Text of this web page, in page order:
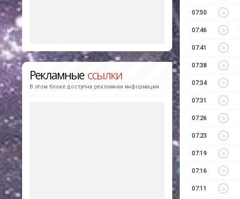
Рекламные ссылки
В этом блоке доступна рекламная информация
07:50
07:46
07:41
07:38
07:34
07:31
07:26
07:23
07:19
07:16
07:11